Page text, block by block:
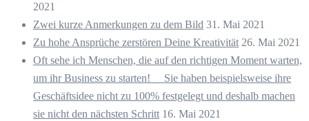
2021
Zwei kurze Anmerkungen zu dem Bild 31. Mai 2021
Zu hohe Ansprüche zerstören Deine Kreativität 26. Mai 2021
Oft sehe ich Menschen, die auf den richtigen Moment warten,
um ihr Business zu starten! ⠀ Sie haben beispielsweise ihre
Geschäftsidee nicht zu 100% festgelegt und deshalb machen
sie nicht den nächsten Schritt 16. Mai 2021